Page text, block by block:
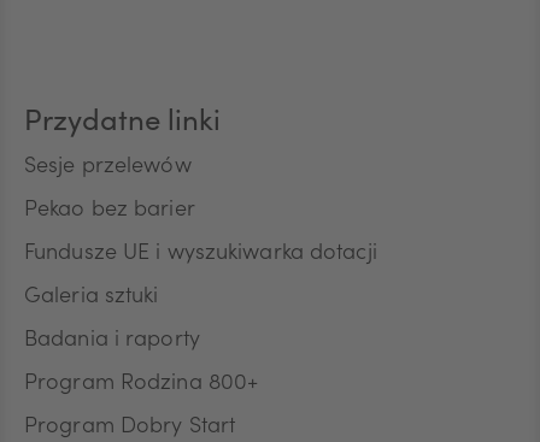
JPY
Przydatne linki
Sesje przelewów
Pekao bez barier
Fundusze UE i wyszukiwarka dotacji
Galeria sztuki
Badania i raporty
Program Rodzina 800+
Program Dobry Start